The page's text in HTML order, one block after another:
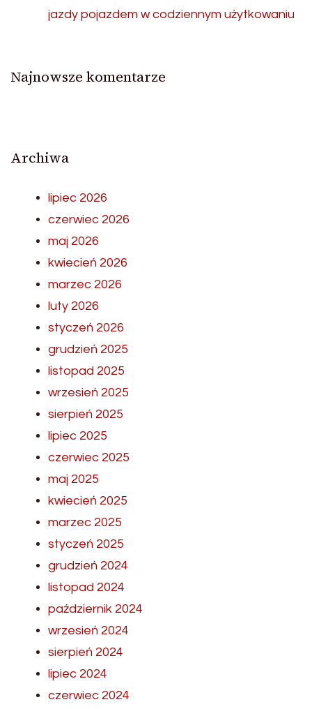
jazdy pojazdem w codziennym użytkowaniu
Najnowsze komentarze
Archiwa
lipiec 2026
czerwiec 2026
maj 2026
kwiecień 2026
marzec 2026
luty 2026
styczeń 2026
grudzień 2025
listopad 2025
wrzesień 2025
sierpień 2025
lipiec 2025
czerwiec 2025
maj 2025
kwiecień 2025
marzec 2025
styczeń 2025
grudzień 2024
listopad 2024
październik 2024
wrzesień 2024
sierpień 2024
lipiec 2024
czerwiec 2024